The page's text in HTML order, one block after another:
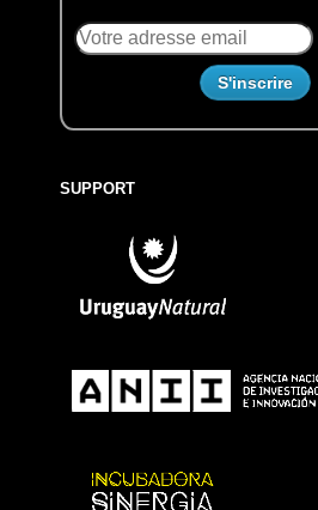
SUPPORT